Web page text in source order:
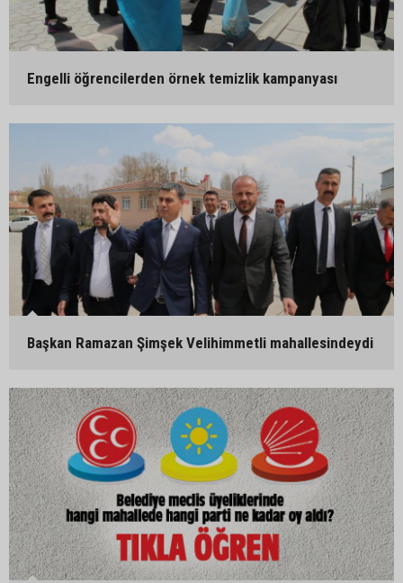
Engelli öğrencilerden örnek temizlik kampanyası
Başkan Ramazan Şimşek Velihimmetli mahallesindeydi